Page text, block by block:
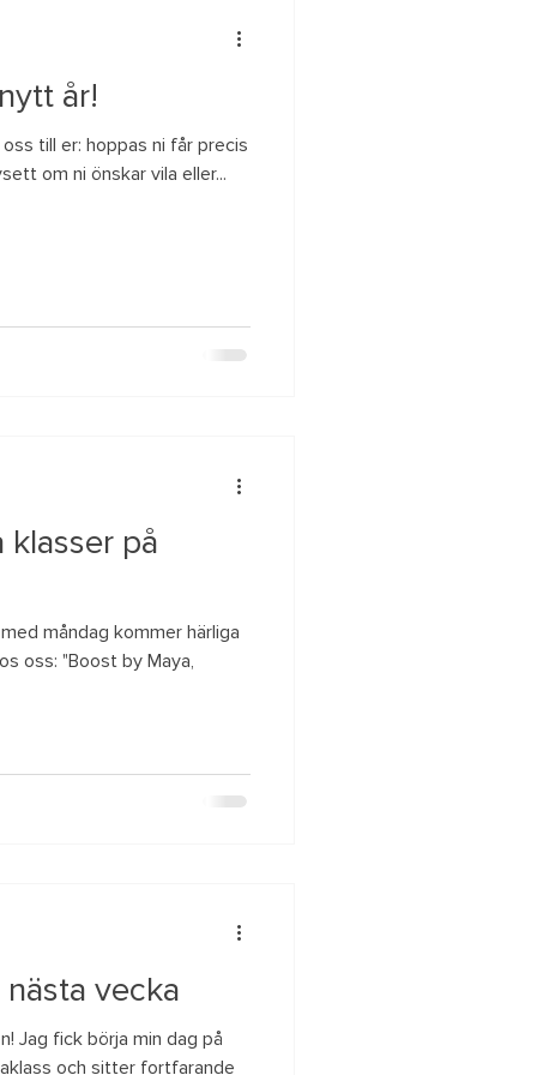
år!
till er: hoppas ni får precis
om ni önskar vila eller...
klasser på
måndag kommer härliga
oss: "Boost by Maya,
vecka
Jag fick börja min dag på
och sitter fortfarande